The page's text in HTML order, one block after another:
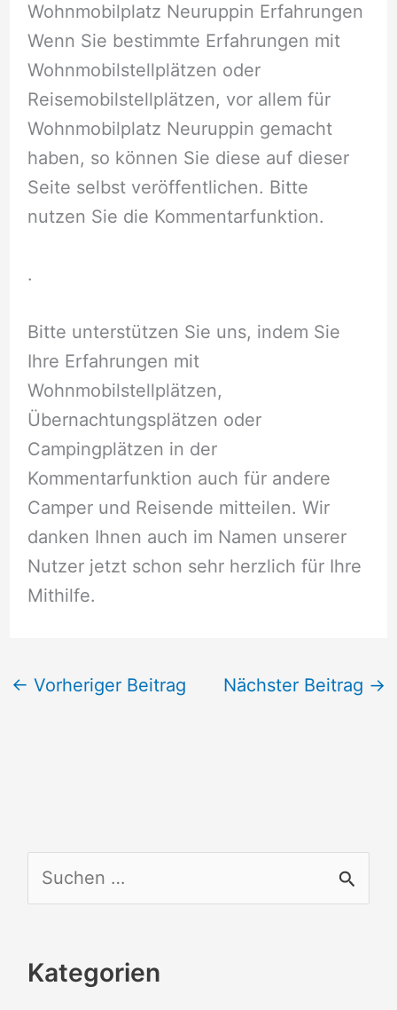
Wohnmobilplatz Neuruppin Erfahrungen
Wenn Sie bestimmte Erfahrungen mit
Wohnmobilstellplätzen oder
Reisemobilstellplätzen, vor allem für
Wohnmobilplatz Neuruppin gemacht
haben, so können Sie diese auf dieser
Seite selbst veröffentlichen. Bitte
nutzen Sie die Kommentarfunktion.
.
Bitte unterstützen Sie uns, indem Sie
Ihre Erfahrungen mit
Wohnmobilstellplätzen,
Übernachtungsplätzen oder
Campingplätzen in der
Kommentarfunktion auch für andere
Camper und Reisende mitteilen. Wir
danken Ihnen auch im Namen unserer
Nutzer jetzt schon sehr herzlich für Ihre
Mithilfe.
← Vorheriger Beitrag Nächster Beitrag →
u
h
Kategorien